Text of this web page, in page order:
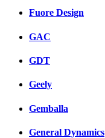
Fuore Design
GAC
GDT
Geely
Gemballa
General Dynamics